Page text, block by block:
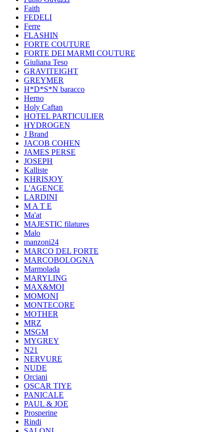
Faith
FEDELI
Ferre
FLASHIN
FORTE COUTURE
FORTE DEI MARMI COUTURE
Giuliana Teso
GRAVITEIGHT
GREYMER
H*D*S*N baracco
Herno
Holy Caftan
HOTEL PARTICULIER
HYDROGEN
J Brand
JACOB COHEN
JAMES PERSE
JOSEPH
Kalliste
KHRISJOY
L'AGENCE
LARDINI
M A T E
Ma'at
MAJESTIC filatures
Malo
manzoni24
MARCO DEL FORTE
MARCOBOLOGNA
Marmolada
MARYLING
MAX&MOI
MOMONI
MONTECORE
MOTHER
MRZ
MSGM
MYGREY
N21
NERVURE
NUDE
Orciani
OSCAR TIYE
PANICALE
PAUL & JOE
Prosperine
Rindi